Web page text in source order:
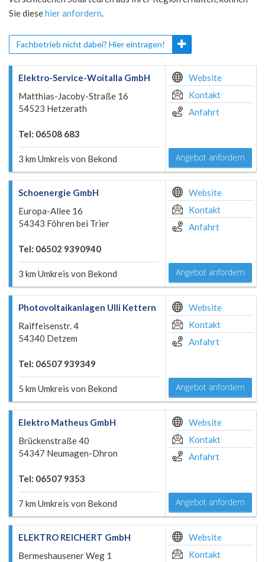
Sie diesehier anfordern.
Fachbetrieb nicht dabei? Hier eintragen!
Elektro-Service-Woitalla GmbH
Matthias-Jacoby-Straße 16
54523 Hetzerath
Tel: 06508 683
3 km Umkreis von Bekond
Website
Kontakt
Anfahrt
Angebot anfordern
Schoenergie GmbH
Europa-Allee 16
54343 Föhren bei Trier
Tel: 06502 9390940
3 km Umkreis von Bekond
Website
Kontakt
Anfahrt
Angebot anfordern
Photovoltaikanlagen Ulli Kettern
Raiffeisenstr. 4
54340 Detzem
Tel: 06507 939349
5 km Umkreis von Bekond
Website
Kontakt
Anfahrt
Angebot anfordern
Elektro Matheus GmbH
Brückenstraße 40
54347 Neumagen-Dhron
Tel: 06507 9353
7 km Umkreis von Bekond
Website
Kontakt
Anfahrt
Angebot anfordern
ELEKTRO REICHERT GmbH
Bermeshausener Weg 1
Website
Kontakt